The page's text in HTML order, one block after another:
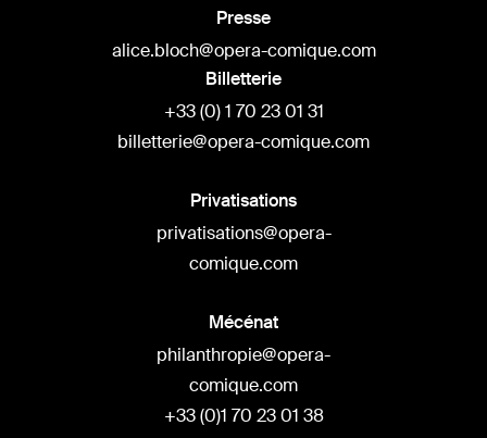
Presse
alice.bloch@opera-comique.com
Billetterie
+33 (0) 1 70 23 01 31
billetterie@opera-comique.com
Privatisations
privatisations@opera-
comique.com
Mécénat
philanthropie@opera-
comique.com
+33 (0)1 70 23 01 38